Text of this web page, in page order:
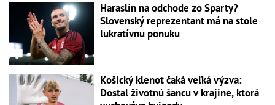
Haraslín na odchode zo Sparty?
Slovenský reprezentant má na stole
lukratívnu ponuku
Košický klenot čaká veľká výzva:
Dostal životnú šancu v krajine, ktorá